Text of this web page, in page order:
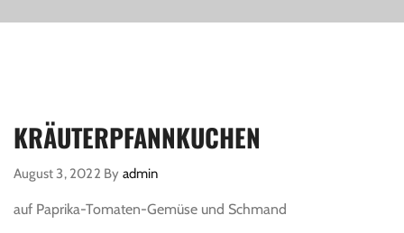
KRÄUTERPFANNKUCHEN
August 3, 2022 By admin
auf Paprika-Tomaten-Gemüse und Schmand